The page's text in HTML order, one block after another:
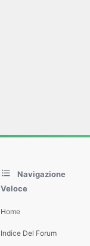
Navigazione
Veloce
Home
Indice Del Forum